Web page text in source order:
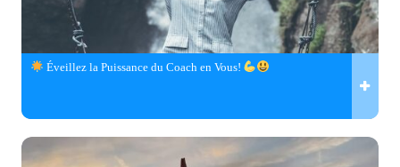
Éveillez la Puissance du Coach en Vous!